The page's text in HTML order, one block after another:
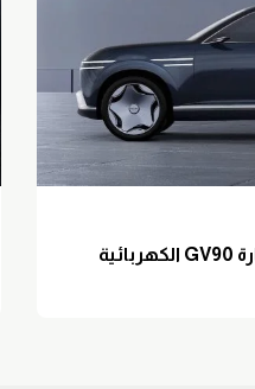
جينيسيس تتحدى بنتلي بسيارة GV90 الكهربائية